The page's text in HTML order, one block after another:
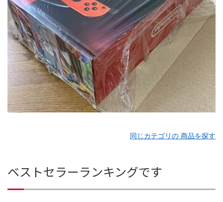
同じカテゴリの 商品を探す
ベストセラーランキングです